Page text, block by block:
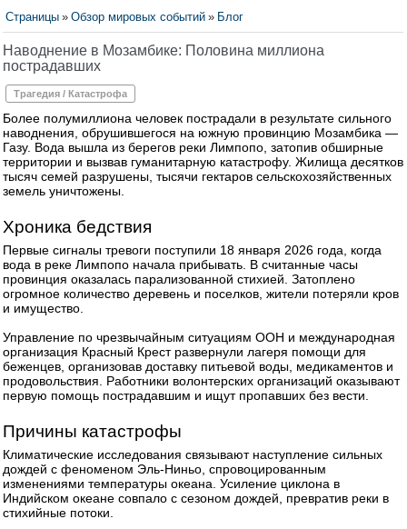
Страницы » Обзор мировых событий » Блог
Наводнение в Мозамбике: Половина миллиона
пострадавших
Трагедия / Катастрофа
Более полумиллиона человек пострадали в результате сильного
наводнения, обрушившегося на южную провинцию Мозамбика —
Газу. Вода вышла из берегов реки Лимпопо, затопив обширные
территории и вызвав гуманитарную катастрофу. Жилища десятков
тысяч семей разрушены, тысячи гектаров сельскохозяйственных
земель уничтожены.
Хроника бедствия
Первые сигналы тревоги поступили 18 января 2026 года, когда
вода в реке Лимпопо начала прибывать. В считанные часы
провинция оказалась парализованной стихией. Затоплено
огромное количество деревень и поселков, жители потеряли кров
и имущество.
Управление по чрезвычайным ситуациям ООН и международная
организация Красный Крест развернули лагеря помощи для
беженцев, организовав доставку питьевой воды, медикаментов и
продовольствия. Работники волонтерских организаций оказывают
первую помощь пострадавшим и ищут пропавших без вести.
Причины катастрофы
Климатические исследования связывают наступление сильных
дождей с феноменом Эль-Ниньо, спровоцированным
изменениями температуры океана. Усиление циклона в
Индийском океане совпало с сезоном дождей, превратив реки в
стихийные потоки.